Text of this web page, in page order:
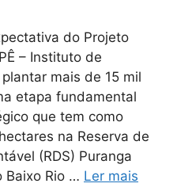
do Projeto
– Instituto de
mais de 15 mil
etapa fundamental
que tem como
na Reserva de
(RDS) Puranga
Baixo Rio … Ler mais